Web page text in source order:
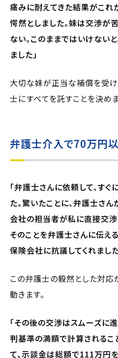
痛みに耐えてきた結果がこれ
愕然としました。妹は交渉が
ない。このままではいけない
ました」
大切な妹が正当な補償を受け
士にすべてを託すことを決めま
弁護士介入で70万円
「弁護士さんに依頼して、す
た。驚いたことに、弁護士さ
会社の担当者が私に直接交渉
そのことを弁護士さんに伝える
保険会社に抗議してくれました
この弁護士の毅然とした対応
動きます。
「その後の交渉はスムーズに
判基準の満額で計算されるこ
て、示談金は総額で111万円